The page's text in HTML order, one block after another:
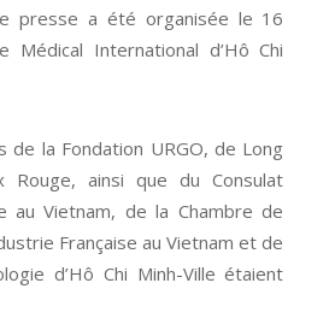
presse a été organisée le 16
Médical International d’Hô Chi
de la Fondation URGO, de Long
Rouge, ainsi que du Consulat
au Vietnam, de la Chambre de
Française au Vietnam et de
d’Hô Chi Minh-Ville étaient